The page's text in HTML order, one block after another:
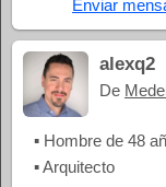
Enviar
alexq2
De
▪ Hombre de 48
▪ Arquitecto